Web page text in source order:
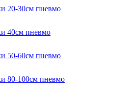
20-30см пневмо
40см пневмо
50-60см пневмо
80-100см пневмо